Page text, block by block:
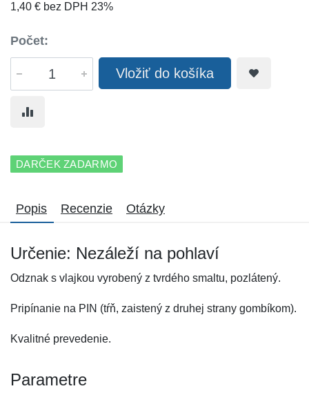
1,40 € bez DPH 23%
Počet:
Vložiť do košíka
DARČEK ZADARMO
Popis Recenzie Otázky
Určenie: Nezáleží na pohlaví
Odznak s vlajkou vyrobený z tvrdého smaltu, pozlátený.
Pripínanie na PIN (tŕň, zaistený z druhej strany gombíkom).
Kvalitné prevedenie.
Parametre